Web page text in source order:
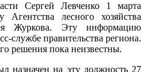
Сергей Левченко 1 марта
Агентства лесного хозяйства
Журкова. Эту информацию
службе правительства региона.
решения пока неизвестны.
назначен на эту должность 27